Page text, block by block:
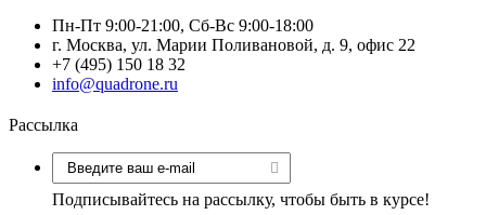
Пн-Пт 9:00-21:00, Сб-Вс 9:00-18:00
г. Москва, ул. Марии Поливановой, д. 9, офис 22
+7 (495) 150 18 32
info@quadrone.ru
Рассылка
Подписывайтесь на рассылку, чтобы быть в курсе!